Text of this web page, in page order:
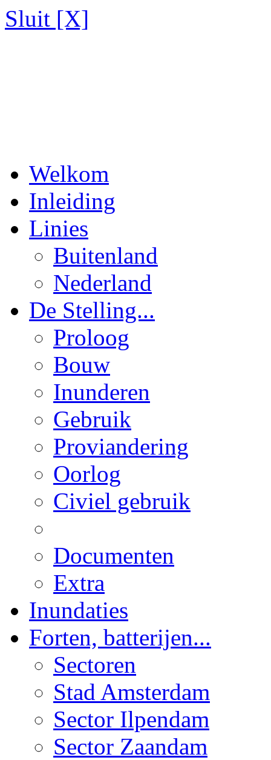
Sluit [X]
Welkom
Inleiding
Linies
Buitenland
Nederland
De Stelling...
Proloog
Bouw
Inunderen
Gebruik
Proviandering
Oorlog
Civiel gebruik
Documenten
Extra
Inundaties
Forten, batterijen...
Sectoren
Stad Amsterdam
Sector Ilpendam
Sector Zaandam